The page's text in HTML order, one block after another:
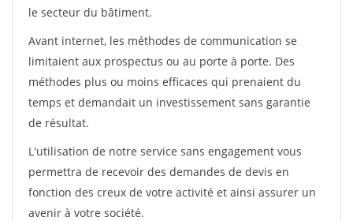
le secteur du bâtiment.
Avant internet, les méthodes de communication se
limitaient aux prospectus ou au porte à porte. Des
méthodes plus ou moins efficaces qui prenaient du
temps et demandait un investissement sans garantie
de résultat.
L'utilisation de notre service sans engagement vous
permettra de recevoir des demandes de devis en
fonction des creux de votre activité et ainsi assurer un
avenir à votre société.